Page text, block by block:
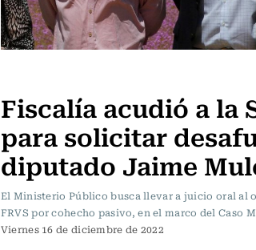
Fiscalía acudió a la
para solicitar
diputado Jaime
El Ministerio Público busca llevar a juicio oral al
FRVS por cohecho pasivo, en el marco del Caso
Viernes 16 de diciembre de 2022